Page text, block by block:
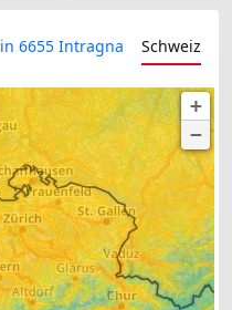
in 6655 Intragna Schweiz
+
−